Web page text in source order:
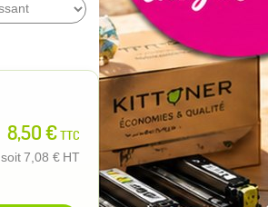
8,50 €TTC
soit7,08 € HT